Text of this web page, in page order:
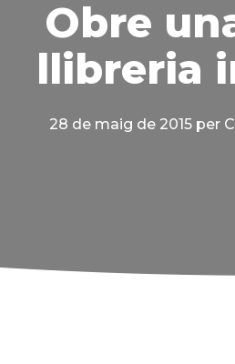
Obre
llibreria
28 de maig de 2015 per